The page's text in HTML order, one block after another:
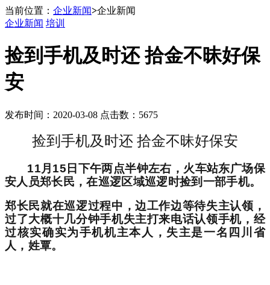
当前位置： 企业新闻>企业新闻
企业新闻 培训
捡到手机及时还 拾金不昧好保
安
发布时间：2020-03-08 点击数：5675
捡到手机及时还 拾金不昧好保安
11月 15 日下午两点半钟左右，火车站东广场保
安人员郑长民，在巡逻区域巡逻时捡到一部手机。
郑长民就在巡逻过程中，边工作边等待失主认领，
过了大概十几分钟手机失主打来电话认领手机，经
过核实确实为手机机主本人，失主是一名四川省
人，姓覃。